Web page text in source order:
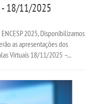
- 18/11/2025
2025, Disponibilizamos
as apresentações dos
Virtuais 18/11/2025 –...